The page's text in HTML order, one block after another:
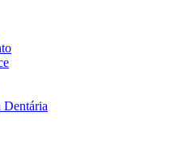
Dentária